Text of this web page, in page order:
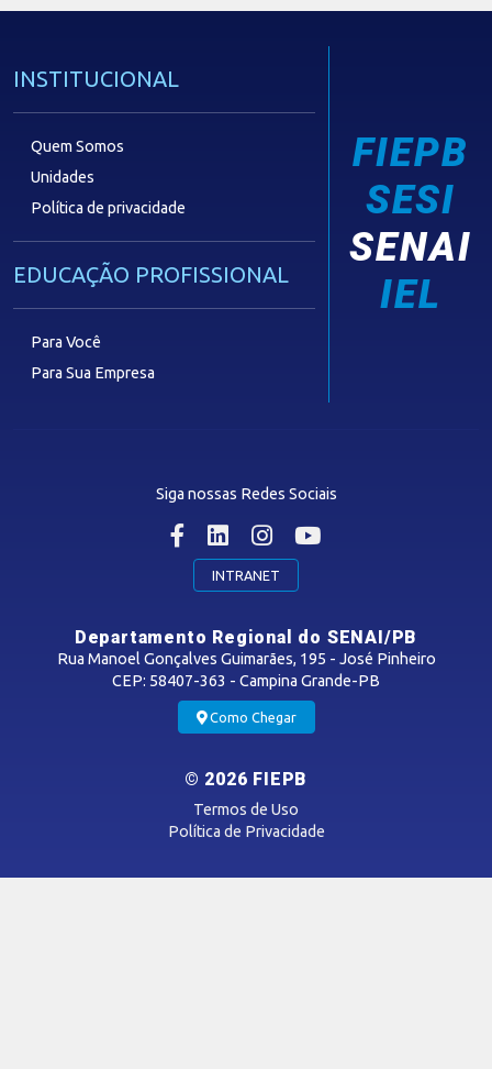
INSTITUCIONAL
Quem Somos
Unidades
Política de privacidade
EDUCAÇÃO PROFISSIONAL
Para Você
Para Sua Empresa
TECNOLOGIA E INOVAÇÃO
MÍDIAS
FIEPB
SESI
SENAI
IEL
Siga nossas Redes Sociais
INTRANET
Departamento Regional do SENAI/PB
Rua Manoel Gonçalves Guimarães, 195 - José Pinheiro
CEP: 58407-363 - Campina Grande-PB
Como Chegar
© 2026 FIEPB
Termos de Uso
Política de Privacidade